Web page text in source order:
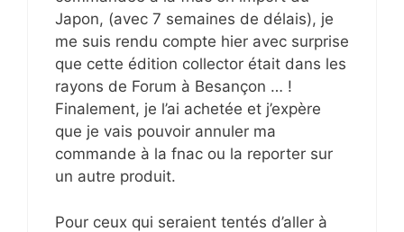
Japon, (avec 7 semaines de délais), je
me suis rendu compte hier avec surprise
que cette édition collector était dans les
rayons de Forum à Besançon … !
Finalement, je l’ai achetée et j’expère
que je vais pouvoir annuler ma
commande à la fnac ou la reporter sur
un autre produit.
Pour ceux qui seraient tentés d’aller à